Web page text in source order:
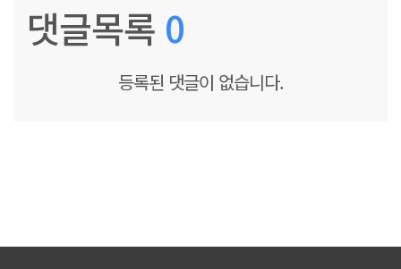
댓글목록 0
등록된 댓글이 없습니다.